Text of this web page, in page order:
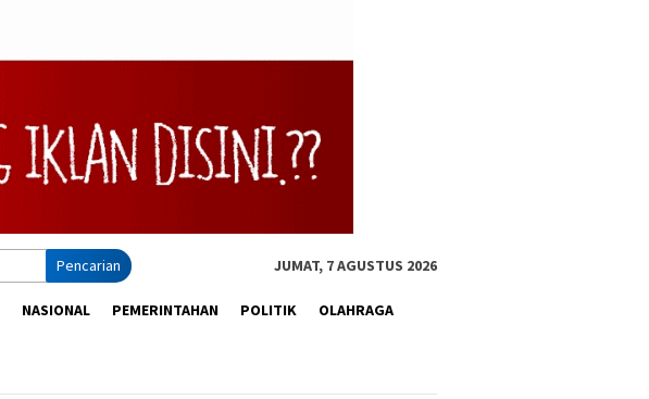
Pencarian JUMAT, 7 AGUSTUS 2026
NASIONAL PEMERINTAHAN POLITIK OLAHRAGA